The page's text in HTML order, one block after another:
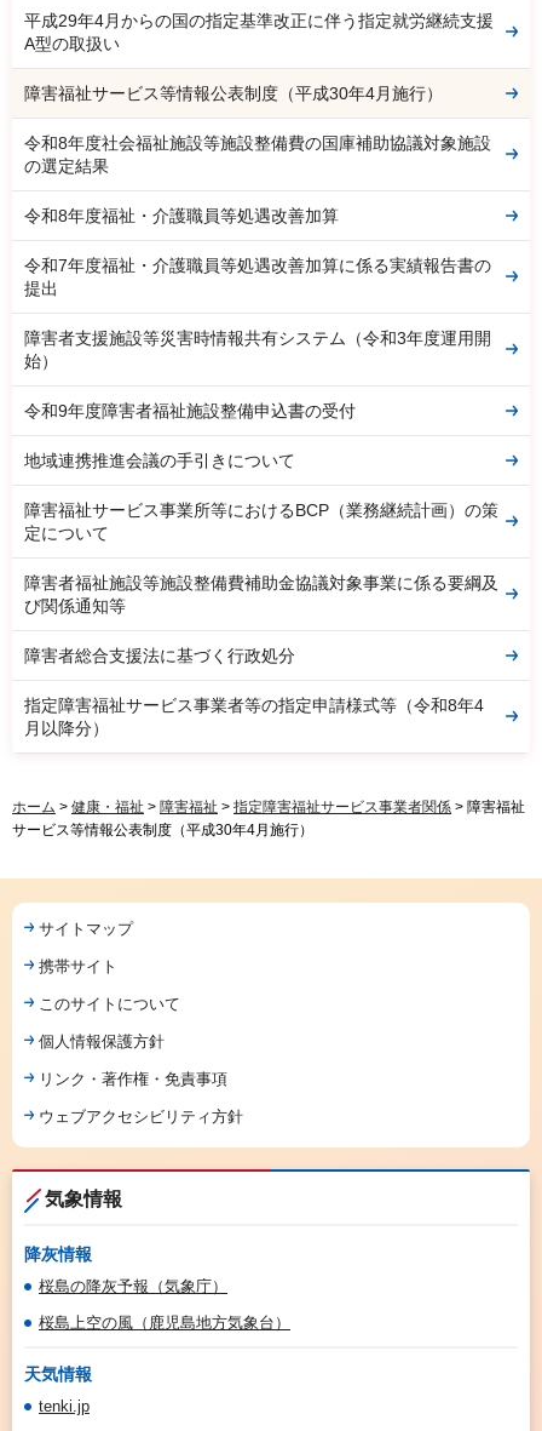
平成29年4月からの国の指定基準改正に伴う指定就労継続支援
A型の取扱い
障害福祉サービス等情報公表制度（平成30年4月施行）
令和8年度社会福祉施設等施設整備費の国庫補助協議対象施設
の選定結果
令和8年度福祉・介護職員等処遇改善加算
令和7年度福祉・介護職員等処遇改善加算に係る実績報告書の
提出
障害者支援施設等災害時情報共有システム（令和3年度運用開
始）
令和9年度障害者福祉施設整備申込書の受付
地域連携推進会議の手引きについて
障害福祉サービス事業所等におけるBCP（業務継続計画）の策
定について
障害者福祉施設等施設整備費補助金協議対象事業に係る要綱及
び関係通知等
障害者総合支援法に基づく行政処分
指定障害福祉サービス事業者等の指定申請様式等（令和8年4
月以降分）
ホーム > 健康・福祉 > 障害福祉 > 指定障害福祉サービス事業者関係 > 障害福祉
サービス等情報公表制度（平成30年4月施行）
サイトマップ
携帯サイト
このサイトについて
個人情報保護方針
リンク・著作権・免責事項
ウェブアクセシビリティ方針
気象情報
降灰情報
桜島の降灰予報（気象庁）
桜島上空の風（鹿児島地方気象台）
天気情報
tenki.jp